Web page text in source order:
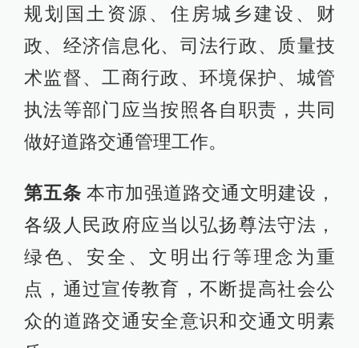
规划国土资源、住房城乡建设、财
政、经济信息化、司法行政、质量技
术监督、工商行政、环境保护、城管
执法等部门应当按照各自职责，共同
做好道路交通管理工作。
第五条 本市加强道路交通文明建设，
各级人民政府应当以弘扬尊法守法，
绿色、安全、文明出行等理念为重
点，通过宣传教育，不断提高社会公
众的道路交通安全意识和交通文明素